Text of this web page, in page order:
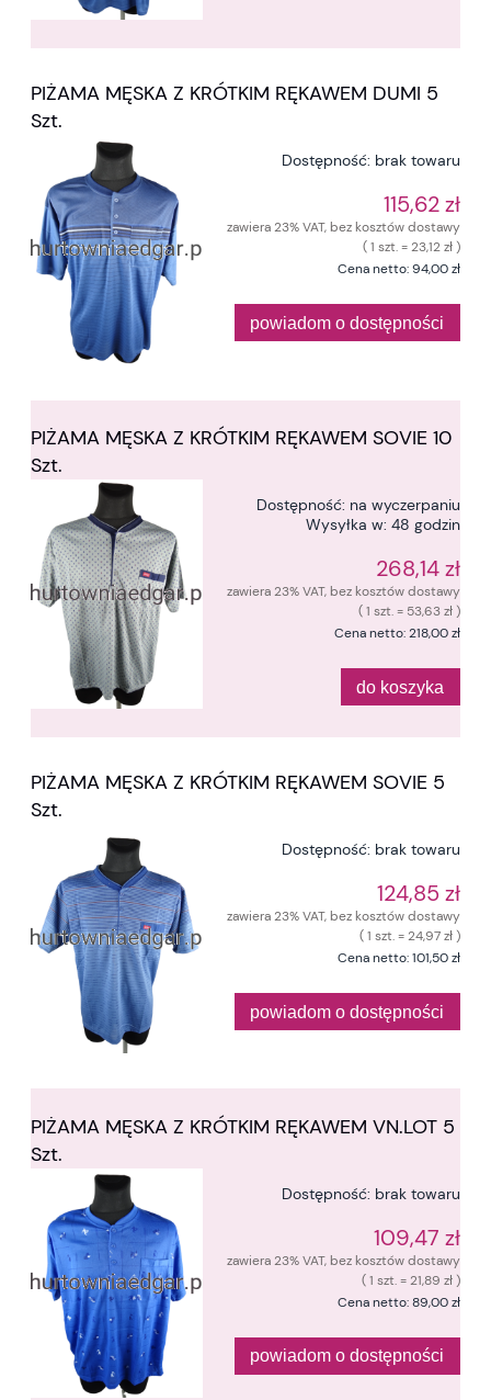
PIŻAMA MĘSKA Z KRÓTKIM RĘKAWEM DUMI 5
Szt.
Dostępność: brak towaru
115,62 zł
zawiera 23% VAT, bez kosztów dostawy
( 1 szt. = 23,12 zł )
Cena netto:94,00 zł
powiadom o dostępności
PIŻAMA MĘSKA Z KRÓTKIM RĘKAWEM SOVIE 10
Szt.
Dostępność: na wyczerpaniu
Wysyłka w: 48 godzin
268,14 zł
zawiera 23% VAT, bez kosztów dostawy
( 1 szt. = 53,63 zł )
Cena netto:218,00 zł
do koszyka
PIŻAMA MĘSKA Z KRÓTKIM RĘKAWEM SOVIE 5
Szt.
Dostępność: brak towaru
124,85 zł
zawiera 23% VAT, bez kosztów dostawy
( 1 szt. = 24,97 zł )
Cena netto:101,50 zł
powiadom o dostępności
PIŻAMA MĘSKA Z KRÓTKIM RĘKAWEM VN.LOT 5
Szt.
Dostępność: brak towaru
109,47 zł
zawiera 23% VAT, bez kosztów dostawy
( 1 szt. = 21,89 zł )
Cena netto:89,00 zł
powiadom o dostępności